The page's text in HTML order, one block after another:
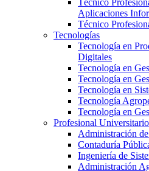
Técnico
Aplicaciones
Técnico
Tecnologías
Tecnología en
Digitales
Tecnología en
Tecnología en
Tecnología en
Tecnología
Tecnología en
Profesional Universitario
Administración
Contaduría
Ingeniería de
Administración